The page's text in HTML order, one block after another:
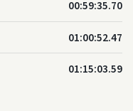
00:59:35.70
01:00:52.47
01:15:03.59